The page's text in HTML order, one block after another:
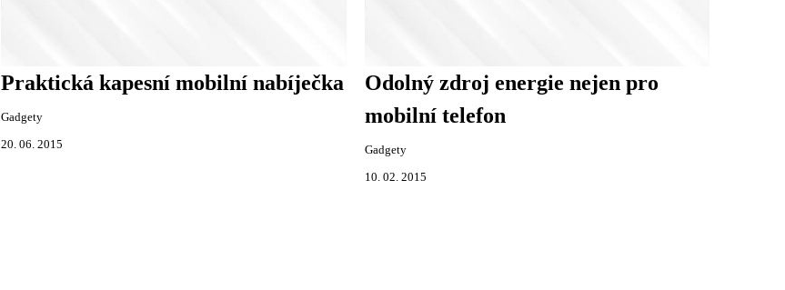
Praktická kapesní mobilní nabíječka
Gadgety
20. 06. 2015
Odolný zdroj energie nejen pro
mobilní telefon
Gadgety
10. 02. 2015